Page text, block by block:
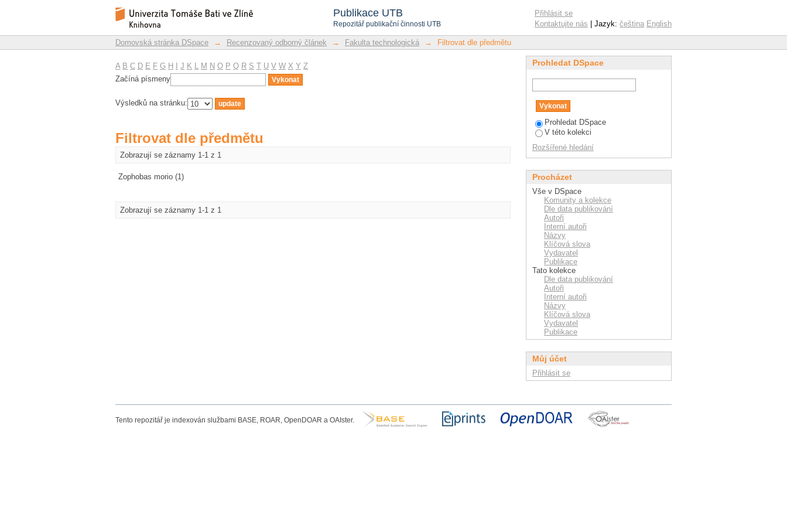
Publikace UTB
Repozitář publikační činnosti UTB
Filtrovat dle předmětu
Repozitář DSpace/Manakin
Přihlásit se
Kontaktujte nás | Jazyk: čeština English
Domovská stránka DSpace → Recenzovaný odborný článek → Fakulta technologická → Filtrovat dle předmětu
A B C D E F G H J K L M N O P Q R S T U V W X Y Z
Začíná písmeny
Výsledků na stránku:
Filtrovat dle předmětu
Zobrazují se záznamy 1-1 z 1
Zophobas morio (1)
Zobrazují se záznamy 1-1 z 1
Prohledat DSpace
Prohledat DSpace
V této kolekci
Rozšířené hledání
Procházet
Vše v DSpace
Komunity a kolekce
Dle data publikování
Autoři
Interní autoři
Názvy
Klíčová slova
Vydavatel
Publikace
Tato kolekce
Dle data publikování
Autoři
Interní autoři
Názvy
Klíčová slova
Vydavatel
Publikace
Můj účet
Přihlásit se
Tento repozitář je indexován službami BASE, ROAR, OpenDOAR a OAIster.